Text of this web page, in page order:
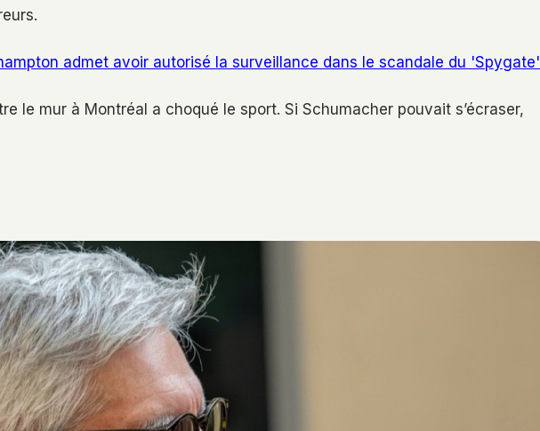
admet avoir autorisé la surveillance dans le scandale du 'Spygate'
le mur à Montréal a choqué le sport. Si Schumacher pouvait s’écraser,